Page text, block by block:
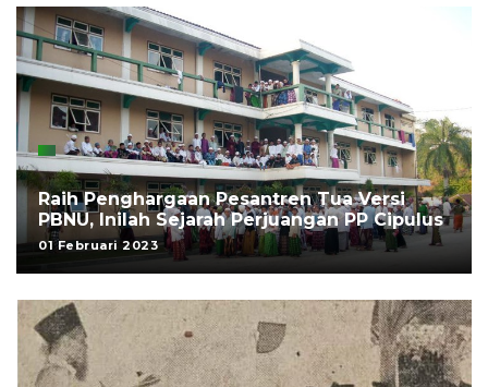
Raih Penghargaan Pesantren Tua Versi
PBNU, Inilah Sejarah Perjuangan PP Cipulus
01 Februari 2023